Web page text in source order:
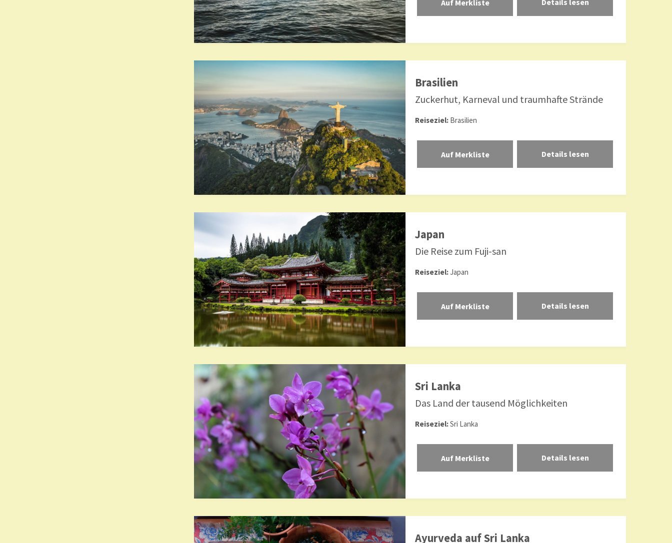
Brasilien
Zuckerhut, Karneval und traumhafte Strände
Reiseziel: Brasilien
Details lesen
Japan
Die Reise zum Fuji-san
Reiseziel:Japan
Details lesen
Sri Lanka
Das Land der tausend Möglichkeiten
Reiseziel:Sri Lanka
Details lesen
Ayurveda auf Sri Lanka